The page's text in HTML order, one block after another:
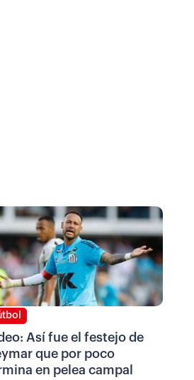
Así fue el festejo de
que por poco
en pelea campal